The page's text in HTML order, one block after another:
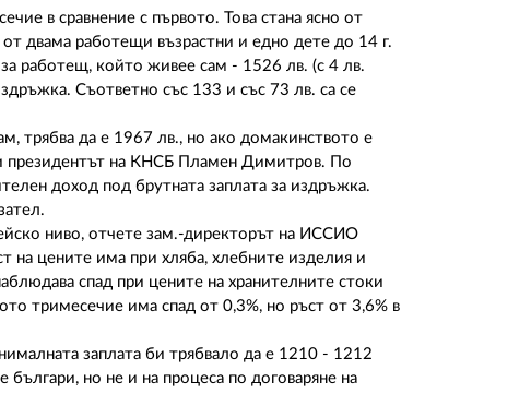
в сравнение с първото. Това стана ясно от
двама работещи възрастни и едно дете до 14 г.
работещ, който живее сам - 1526 лв. (с 4 лв.
Съответно със 133 и със 73 лв. са се
трябва да е 1967 лв., но ако домакинството е
президентът на КНСБ Пламен Димитров. По
доход под брутната заплата за издръжка.
ниво, отчете зам.-директорът на ИССИО
на цените има при хляба, хлебните изделия и
спад при цените на хранителните стоки
тримесечие има спад от 0,3%, но ръст от 3,6% в
заплата би трябвало да е 1210 - 1212
но не и на процеса по договаряне на